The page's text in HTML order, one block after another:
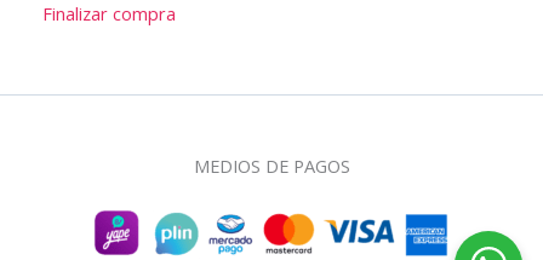
Finalizar compra
MEDIOS DE PAGOS